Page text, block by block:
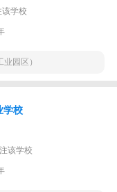
该学校
园区）
学校
该学校